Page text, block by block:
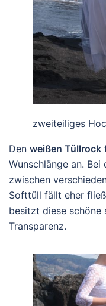
zweiteiliges
Den weißen Tüllrock
Wunschlänge an.
zwischen
Softtüll fällt eher
besitzt diese
Transparenz.